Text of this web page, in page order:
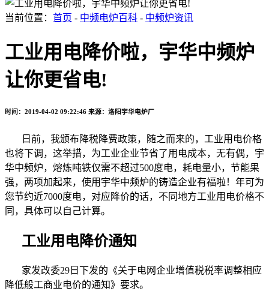
当前位置： 首页 - 中频电炉百科 - 中频炉资讯
工业用电降价啦，宇华中频炉
让你更省电!
时间：2019-04-02 09:22:46 来源：洛阳宇华电炉厂
日前，我颁布降税降费政策，随之而来的，工业用电价格
也将下调，这举措，为工业企业节省了用电成本，无有偶，宇
华中频炉，熔炼吨铁仅需不超过500度电，耗电量小，节能果
强，两项加起来，使用宇华中频炉的铸造企业有福啦！年可为
您节约近7000度电，对应降价的话，不同地方工业用电价格不
同，具体可以自己计算。
工业用电降价通知
家发改委29 日下发的《关于电网企业增值税税率调整相应
降低般工商业电价的通知》要求。